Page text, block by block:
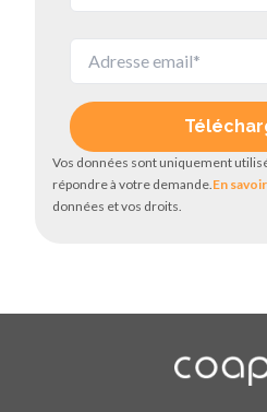
Vos données sont uniquement
répondre à votre demande.En
données et vos droits.